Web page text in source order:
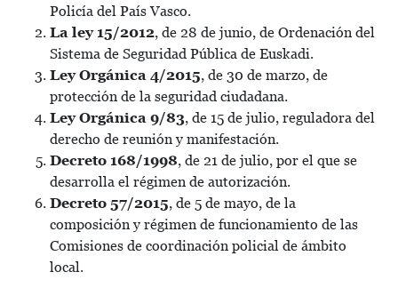
Policía del País Vasco.
La ley 15/2012, de 28 de junio, de Ordenación del
Sistema de Seguridad Pública de Euskadi.
Ley Orgánica 4/2015, de 30 de marzo, de
protección de la seguridad ciudadana.
Ley Orgánica 9/83, de 15 de julio, reguladora del
derecho de reunión y manifestación.
Decreto 168/1998, de 21 de julio, por el que se
desarrolla el régimen de autorización.
Decreto 57/2015, de 5 de mayo, de la
composición y régimen de funcionamiento de las
Comisiones de coordinación policial de ámbito
local.